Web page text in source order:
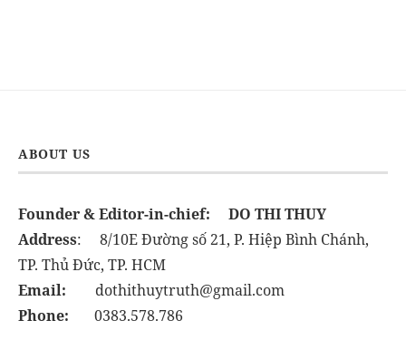
ABOUT US
Founder & Editor-in-chief:
DO THI THUY
Address: 8/10E Đường số 21, P. Hiệp Bình Chánh,
TP. Thủ Đức, TP. HCM
Email: dothithuytruth@gmail.com
Phone: 0383.578.786